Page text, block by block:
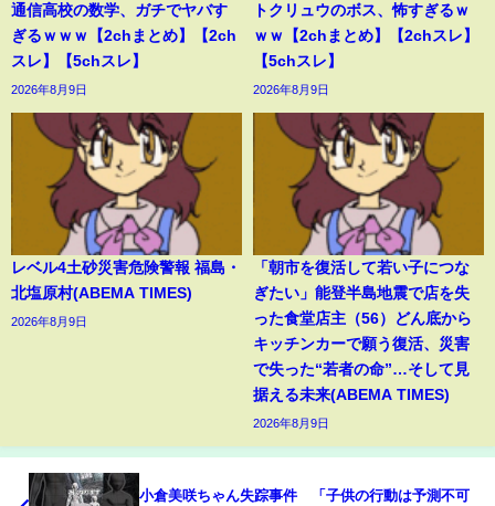
通信高校の数学、ガチでヤバす
ぎるｗｗｗ【2chまとめ】【2ch
スレ】【5chスレ】
2026年8月9日
トクリュウのボス、怖すぎるｗ
ｗｗ【2chまとめ】【2chスレ】
【5chスレ】
2026年8月9日
レベル4土砂災害危険警報 福島・
北塩原村(ABEMA TIMES)
2026年8月9日
「朝市を復活して若い子につな
ぎたい」能登半島地震で店を失
った食堂店主（56）どん底から
キッチンカーで願う復活、災害
で失った“若者の命”…そして見
据える未来(ABEMA TIMES)
2026年8月9日
小倉美咲ちゃん失踪事件 「子供の行動は予測不可